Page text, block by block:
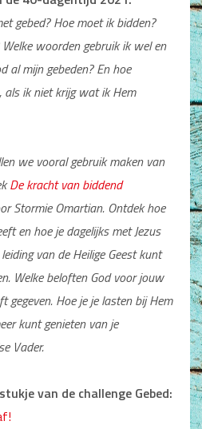
gebed? Hoe moet ik bidden?
woorden gebruik ik wel en
al mijn gebeden? En hoe
als ik niet krijg wat ik Hem
we vooral gebruik maken van
De kracht van biddend
Stormie Omartian. Ontdek hoe
en hoe je dagelijks met Jezus
van de Heilige Geest kunt
Welke beloften God voor jouw
gegeven. Hoe je je lasten bij Hem
kunt genieten van je
Vader.
van de challenge Gebed: